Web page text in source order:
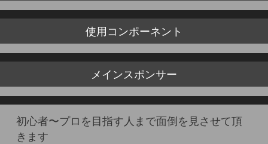
使用コンポーネント
メインスポンサー
初心者〜プロを目指す人まで面倒を見させて頂
きます